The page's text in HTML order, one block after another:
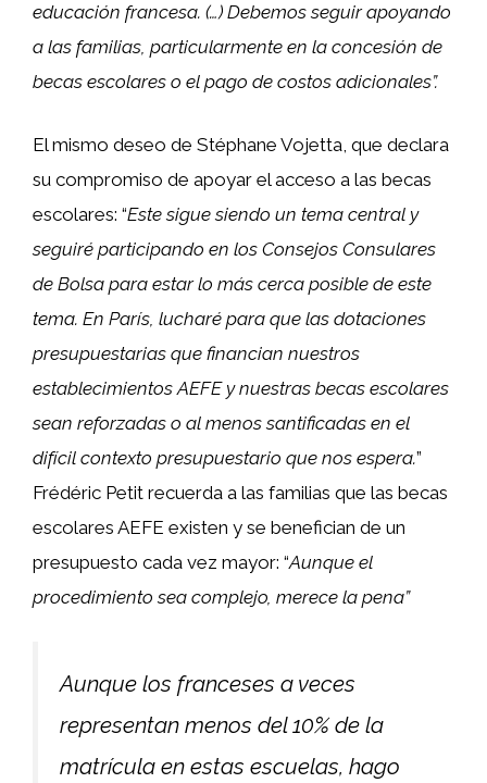
educación francesa. (…) Debemos seguir apoyando
a las familias, particularmente en la concesión de
becas escolares o el pago de costos adicionales”.
El mismo deseo de Stéphane Vojetta, que declara
su compromiso de apoyar el acceso a las becas
escolares: “Este sigue siendo un tema central y
seguiré participando en los Consejos Consulares
de Bolsa para estar lo más cerca posible de este
tema. En París, lucharé para que las dotaciones
presupuestarias que financian nuestros
establecimientos AEFE y nuestras becas escolares
sean reforzadas o al menos santificadas en el
difícil contexto presupuestario que nos espera.”
Frédéric Petit recuerda a las familias que las becas
escolares AEFE existen y se benefician de un
presupuesto cada vez mayor: “Aunque el
procedimiento sea complejo, merece la pena”
Aunque los franceses a veces
representan menos del 10% de la
matrícula en estas escuelas, hago